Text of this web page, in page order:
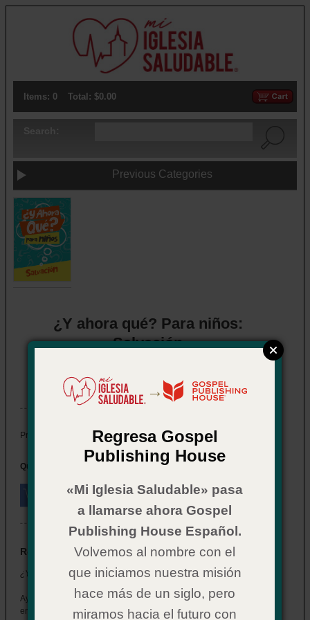
Items: 0 Total: $0.00
Previous Categories
¿Y ahora qué? Para niños:
Salvación
In Stock
Price:
Quantity:
Resumen
¿Y ahora qué? Para niños: Salvación
Ayude a su equipo a dar a los niños las respuestas que necesitan
en un formato que entiendan.
→
Regresa Gospel
Publishing House
«Mi Iglesia Saludable» pasa
a llamarse ahora Gospel
Publishing House Español.
Volvemos al nombre con el
que iniciamos nuestra misión
hace más de un siglo, pero
miramos hacia el futuro con